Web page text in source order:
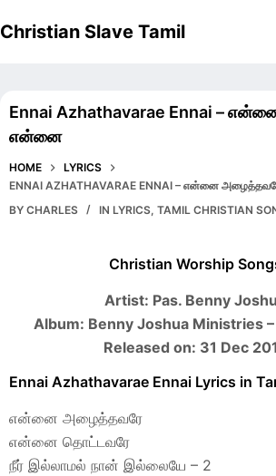
to
Christian Slave Tamil
Ennai Azhathavarae Ennai –
என்னை
HOME
LYRICS
ENNAI AZHATHAVARAE ENNAI – என்னை
BY CHARLES IN LYRICS,TAMIL CHRISTIAN
Christian Worship
Artist: Pas. Benny
Album: Benny Joshua Ministries
Released on: 31 Dec
Ennai Azhathavarae Ennai Lyrics in
என்னை அழைத்தவரே
என்னை தொட்டவரே
நீர் இல்லாமல் நான் இல்லையே – 2